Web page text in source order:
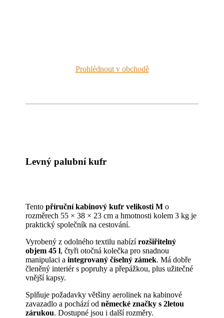
Prohlédnout v obchodě
Levný palubní kufr
Tentopříruční kabinový kufr velikosti M o
rozměrech 55 × 38 × 23 cm a hmotnosti kolem 3 kg je
praktický společník na cestování.
Vyrobený z odolného textilu nabízírozšiřitelný
objem 45 l, čtyři otočná kolečka pro snadnou
manipulaci aintegrovaný číselný zámek. Má dobře
členěný interiér s popruhy a přepážkou, plus užitečné
vnější kapsy.
Splňuje požadavky většiny aerolinek na kabinové
zavazadlo a pochází odněmecké značky s2letou
zárukou. Dostupné jsou i další rozměry.